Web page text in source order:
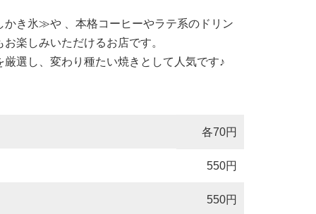
き氷≫や 、本格コーヒーやラテ系のドリン
楽しみいただけるお店です。
選し、変わり種たい焼きとして人気です♪
各70円
550円
550円